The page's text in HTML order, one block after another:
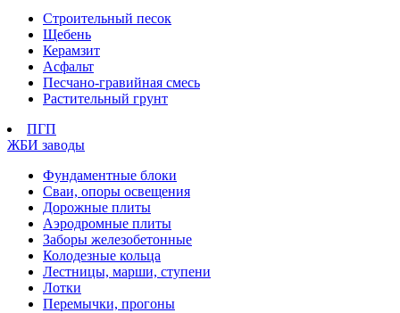
Строительный песок
Щебень
Керамзит
Асфальт
Песчано-гравийная смесь
Растительный грунт
ПГП
ЖБИ заводы
Фундаментные блоки
Сваи, опоры освещения
Дорожные плиты
Аэродромные плиты
Заборы железобетонные
Колодезные кольца
Лестницы, марши, ступени
Лотки
Перемычки, прогоны